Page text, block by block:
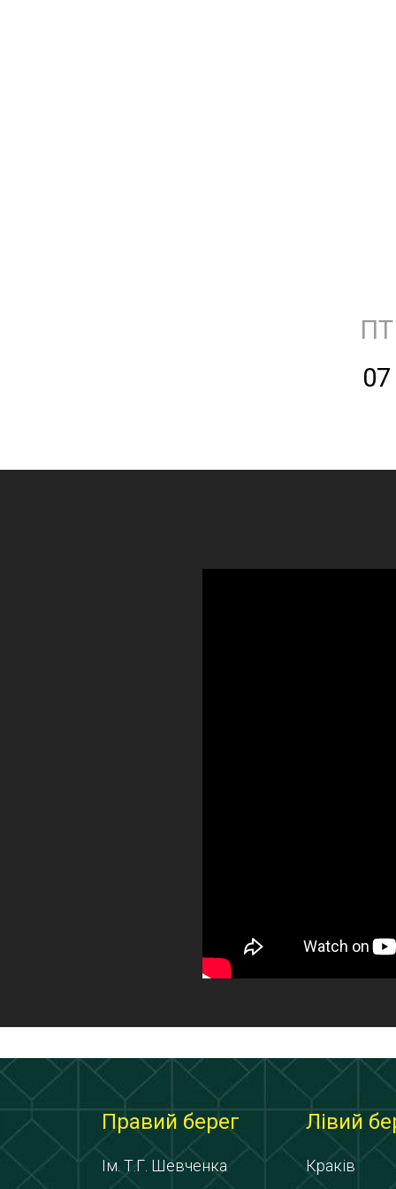
ПТ
07
Правий берег
Ім. Т.Г. Шевченка
Лівий
Краків